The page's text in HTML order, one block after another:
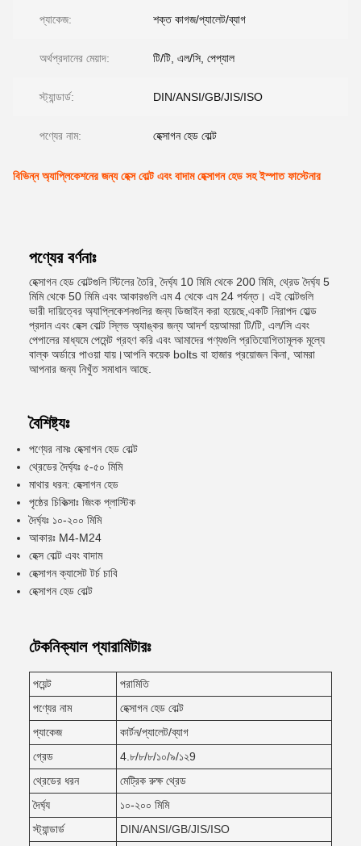
প্যাকেজ: শক্ত কাগজ/প্যালেট/ব্যাগ
অর্থপ্রদানের মেয়াদ: টি/টি, এল/সি, পেপ্যাল
স্ট্যান্ডার্ড: DIN/ANSI/GB/JIS/ISO
পণ্যের নাম: হেক্সাগন হেড বোল্ট
বিভিন্ন অ্যাপ্লিকেশনের জন্য হেক্স বোল্ট এবং বাদাম হেক্সাগন হেড সহ ইস্পাত ফাস্টেনার
পণ্যের বর্ণনাঃ
হেক্সাগন হেড বোল্টগুলি স্টিলের তৈরি, দৈর্ঘ্য 10 মিমি থেকে 200 মিমি, থ্রেড দৈর্ঘ্য 5
মিমি থেকে 50 মিমি এবং আকারগুলি এম 4 থেকে এম 24 পর্যন্ত। এই বোল্টগুলি
ভারী দায়িত্বের অ্যাপ্লিকেশনগুলির জন্য ডিজাইন করা হয়েছে,একটি নিরাপদ হোল্ড
প্রদান এবং হেক্স বোল্ট স্লিভ অ্যাঙ্কর জন্য আদর্শ হয়আমরা টি/টি, এল/সি এবং
পেপালের মাধ্যমে পেমেন্ট গ্রহণ করি এবং আমাদের পণ্যগুলি প্রতিযোগিতামূলক মূল্যে
বাল্ক অর্ডারে পাওয়া যায়।আপনি কয়েক bolts বা হাজার প্রয়োজন কিনা, আমরা
আপনার জন্য নিখুঁত সমাধান আছে.
বৈশিষ্ট্যঃ
পণ্যের নামঃ হেক্সাগন হেড বোল্ট
থ্রেডের দৈর্ঘ্যঃ ৫-৫০ মিমি
মাথার ধরন: হেক্সাগন হেড
পৃষ্ঠের চিকিত্সাঃ জিংক প্লাস্টিক
দৈর্ঘ্যঃ ১০-২০০ মিমি
আকারঃ M4-M24
হেক্স বোল্ট এবং বাদাম
হেক্সাগন ক্যাসেট টর্চ চাবি
হেক্সাগন হেড বোল্ট
টেকনিক্যাল প্যারামিটারঃ
পয়েন্ট
পরামিতি
পণ্যের নাম
হেক্সাগন হেড বোল্ট
প্যাকেজ
কার্টন/প্যালেট/ব্যাগ
গ্রেড
4.৮/৮/৮/১০/৯/১২9
থ্রেডের ধরন
মেট্রিক রুক্ষ থ্রেড
দৈর্ঘ্য
১০-২০০ মিমি
স্ট্যান্ডার্ড
DIN/ANSI/GB/JIS/ISO